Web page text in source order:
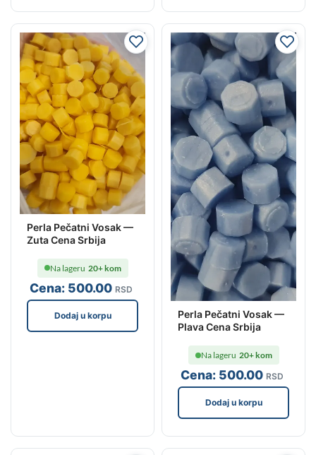
Perla Pečatni Vosak —
Zuta Cena Srbija
Cena: 500.00 RSD
Na lageru 20+ kom
Dodaj u korpu
Perla Pečatni Vosak —
Plava Cena Srbija
Cena: 500.00 RSD
Na lageru 20+ kom
Dodaj u korpu